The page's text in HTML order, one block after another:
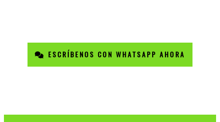
ESCRÍBENOS CON WHATSAPP AHORA